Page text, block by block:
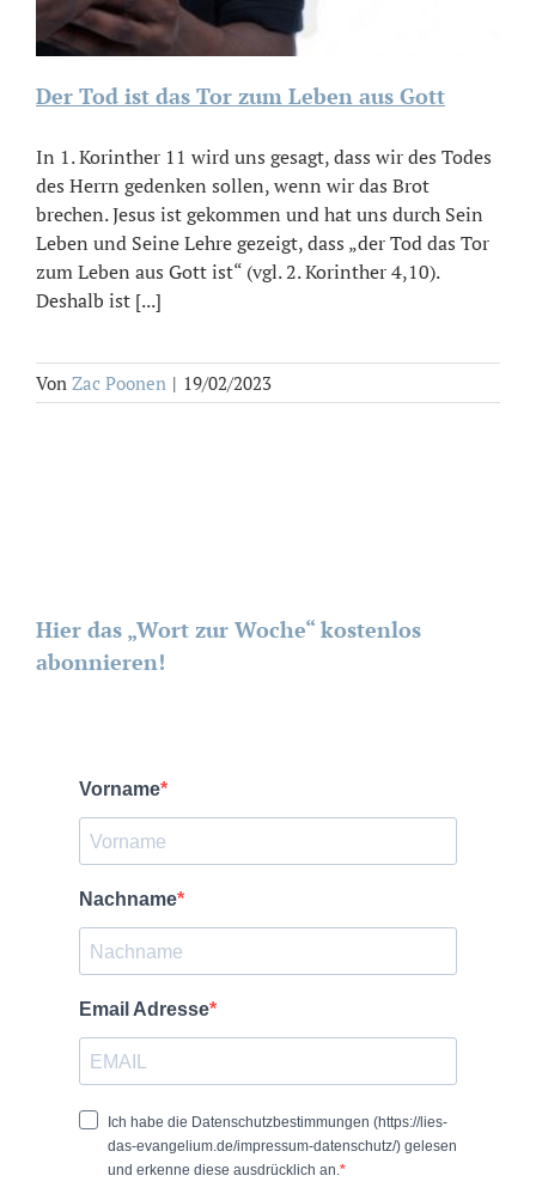
Der Tod ist das Tor zum Leben aus Gott
In 1. Korinther 11 wird uns gesagt, dass wir des Todes
des Herrn gedenken sollen, wenn wir das Brot
brechen. Jesus ist gekommen und hat uns durch Sein
Leben und Seine Lehre gezeigt, dass „der Tod das Tor
zum Leben aus Gott ist“ (vgl. 2. Korinther 4,10).
Deshalb ist [...]
Von Zac Poonen | 19/02/2023
Hier das „Wort zur Woche“ kostenlos
abonnieren!